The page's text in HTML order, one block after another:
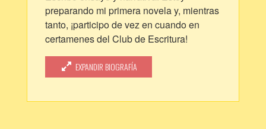
preparando mi primera novela y, mientras
tanto, ¡participo de vez en cuando en
certamenes del Club de Escritura!
También tengo un blog que aúna
literatura, animalismo y columnas de
https://www.doblandotentaculos.com/
EXPANDIR BIOGRAFÍA